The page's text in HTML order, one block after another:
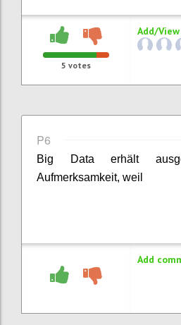
5 votes
Add/
P6
Big Data erhält
Aufmerksamkeit, weil
Add